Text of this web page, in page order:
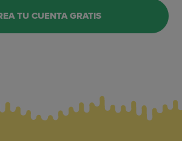
TU CUENTA GRATIS